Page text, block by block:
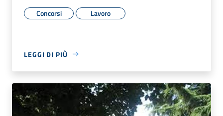
Concorsi Lavoro
LEGGI DI PIÙ